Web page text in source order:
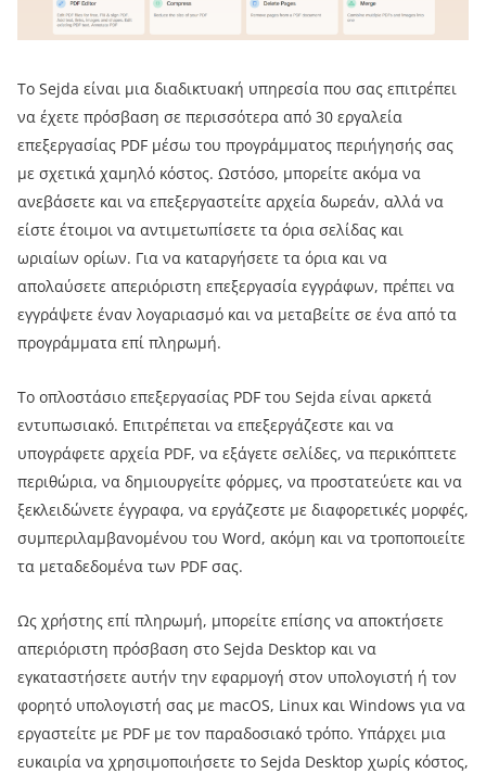
Το Sejda είναι μια διαδικτυακή υπηρεσία που σας επιτρέπει
να έχετε πρόσβαση σε περισσότερα από 30 εργαλεία
επεξεργασίας PDF μέσω του προγράμματος περιήγησής σας
με σχετικά χαμηλό κόστος. Ωστόσο, μπορείτε ακόμα να
ανεβάσετε και να επεξεργαστείτε αρχεία δωρεάν, αλλά να
είστε έτοιμοι να αντιμετωπίσετε τα όρια σελίδας και
ωριαίων ορίων. Για να καταργήσετε τα όρια και να
απολαύσετε απεριόριστη επεξεργασία εγγράφων, πρέπει να
εγγράψετε έναν λογαριασμό και να μεταβείτε σε ένα από τα
προγράμματα επί πληρωμή.
Το οπλοστάσιο επεξεργασίας PDF του Sejda είναι αρκετά
εντυπωσιακό. Επιτρέπεται να επεξεργάζεστε και να
υπογράφετε αρχεία PDF, να εξάγετε σελίδες, να περικόπτετε
περιθώρια, να δημιουργείτε φόρμες, να προστατεύετε και να
ξεκλειδώνετε έγγραφα, να εργάζεστε με διαφορετικές μορφές,
συμπεριλαμβανομένου του Word, ακόμη και να τροποποιείτε
τα μεταδεδομένα των PDF σας.
Ως χρήστης επί πληρωμή, μπορείτε επίσης να αποκτήσετε
απεριόριστη πρόσβαση στο Sejda Desktop και να
εγκαταστήσετε αυτήν την εφαρμογή στον υπολογιστή ή τον
φορητό υπολογιστή σας με macOS, Linux και Windows για να
εργαστείτε με PDF με τον παραδοσιακό τρόπο. Υπάρχει μια
ευκαιρία να χρησιμοποιήσετε το Sejda Desktop χωρίς κόστος,